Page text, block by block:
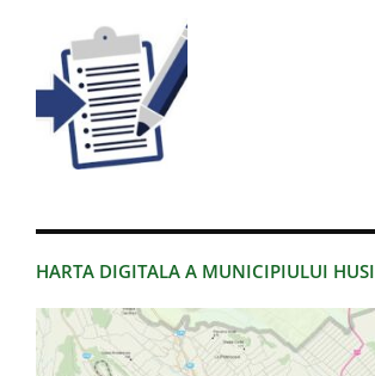
HARTA DIGITALA A MUNICIPIULUI HUSI